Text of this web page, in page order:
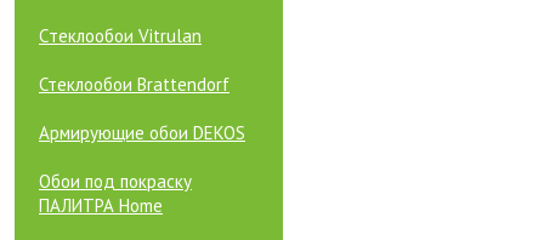
Cтеклообои Vitrulan
Стеклообои Brattendorf
Армирующие обои DEKOS
Обои под покраску
ПАЛИТРА Home